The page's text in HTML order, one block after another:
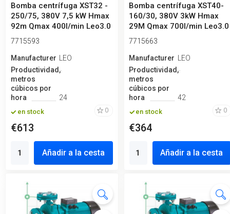
Bomba centrífuga XST32 -
250/75, 380V 7,5 kW Hmax
92m Qmax 400l/min Leo3.0
7715593
ManufactureroLEO
Productividad,
metros
cúbicos por
hora
24
en stock 0
€613
Añadir a la cesta
Bomba centrífuga XST40-
160/30, 380V 3kW Hmax
29M Qmax 700l/min Leo3.0
7715663
ManufactureroLEO
Productividad,
metros
cúbicos por
hora
42
en stock 0
€364
Añadir a la cesta